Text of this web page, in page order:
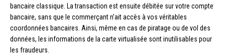
bancaire classique. La transaction est ensuite débitée sur votre compte
bancaire, sans que le commerçant n’ait accès à vos véritables
coordonnées bancaires. Ainsi, même en cas de piratage ou de vol des
données, les informations de la carte virtualisée sont inutilisables pour
les fraudeurs.